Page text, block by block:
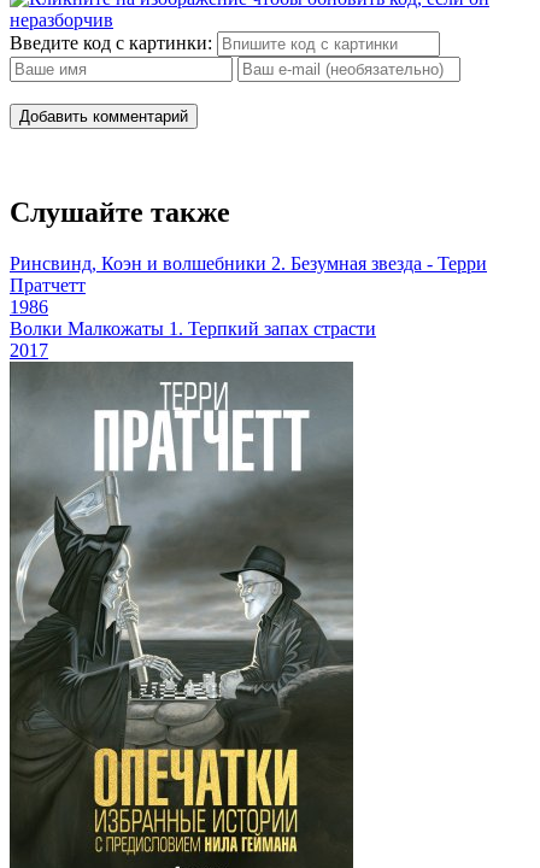
Введите код с картинки:
Добавить комментарий
Слушайте также
Ринсвинд, Коэн и волшебники 2. Безумная звезда - Терри
Пратчетт
1986
Волки Малкожаты 1. Терпкий запах страсти
2017